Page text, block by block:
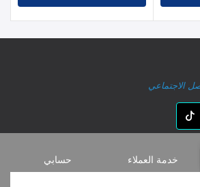
الاجتماعي
خدمة العملاء حسابي